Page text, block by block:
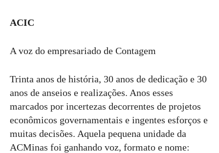
ACIC
A voz do empresariado de Contagem
Trinta anos de história, 30 anos de dedicação e 30
anos de anseios e realizações. Anos esses
marcados por incertezas decorrentes de projetos
econômicos governamentais e ingentes esforços e
muitas decisões. Aquela pequena unidade da
ACMinas foi ganhando voz, formato e nome: